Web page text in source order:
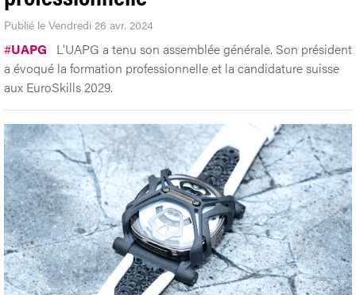
Publié le Vendredi 26 avr. 2024
#UAPG
L'UAPG a tenu son assemblée générale. Son président
a évoqué la formation professionnelle et la candidature suisse
aux EuroSkills 2029.